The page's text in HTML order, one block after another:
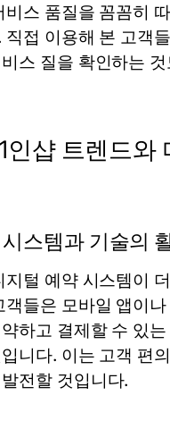
비스 품질을 꼼꼼히
직접 이용해 본 고객
스 질을 확인하는
인샵 트렌드와
스템과 기술의
털 예약 시스템이
객들은 모바일 앱이
하고 결제할 수 있
니다. 이는 고객 편
전할 것입니다.